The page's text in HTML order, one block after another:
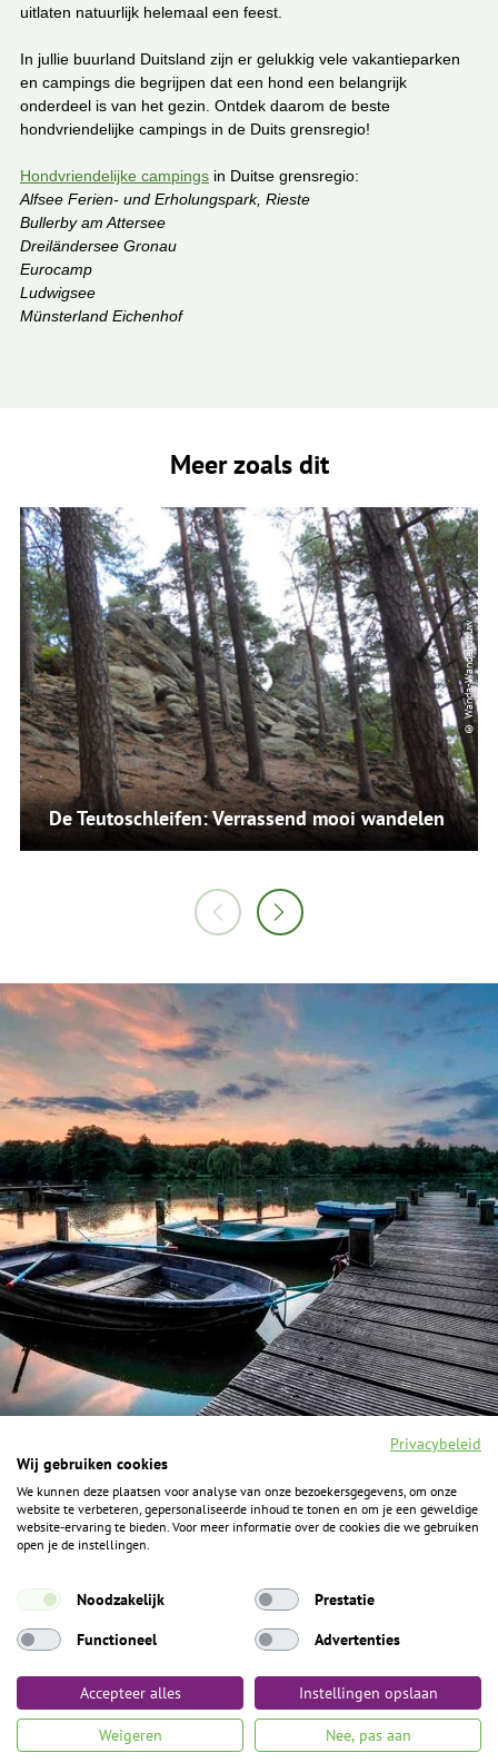
uitlaten natuurlijk helemaal een feest.
In jullie buurland Duitsland zijn er gelukkig vele vakantieparken
en campings die begrijpen dat een hond een belangrijk
onderdeel is van het gezin. Ontdek daarom de beste
hondvriendelijke campings in de Duits grensregio!
Hondvriendelijke campings in Duitse grensregio:
Alfsee Ferien- und Erholungspark, Rieste
Bullerby am Attersee
Dreiländersee Gronau
Eurocamp
Ludwigsee
Münsterland Eichenhof
Meer zoals dit
De Teutoschleifen: Verrassend mooi wandelen
© Wanda-Wandelvrouw
F
a
c
o
o
I
n
s
g
a
Y
o
u
b
P
i
n
ALGEMENE INFORMATIE
Het Geheim over de grens zijn de Duitse vakantieregio’s
Algemene voorwaarden Privacybeleid Toegankelijkheid
Privacybeleid
Wij gebruiken cookies
We kunnen deze plaatsen voor analyse van onze bezoekersgegevens, om onze
website te verbeteren, gepersonaliseerde inhoud te tonen en om je een geweldige
website-ervaring te bieden. Voor meer informatie over de cookies die we gebruiken
open je de instellingen.
Noodzakelijk
Prestatie
Functioneel
Advertenties
Accepteer alles Instellingen opslaan
Weigeren Nee, pas aan